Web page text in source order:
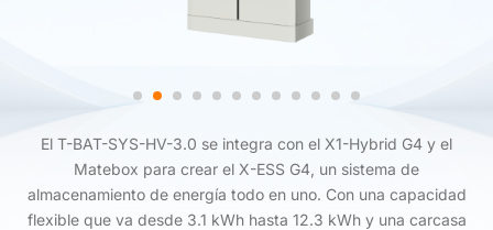
El T-BAT-SYS-HV-3.0 se integra con el X1-Hybrid G4 y el
Matebox para crear el X-ESS G4, un sistema de
almacenamiento de energía todo en uno. Con una capacidad
flexible que va desde 3.1 kWh hasta 12.3 kWh y una carcasa